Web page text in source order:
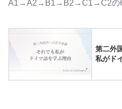
A1→A2→B1→B2→C1→C2の6
第二外
私がド